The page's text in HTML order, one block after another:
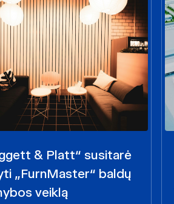
& Platt“ susitarė
„FurnMaster“ baldų
veiklą